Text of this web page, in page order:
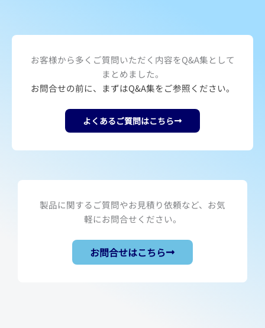
お客様から多くご質問いただく内容をQ&A集として
まとめました。
お問合せの前に、まずはQ&A集をご参照ください。
よくあるご質問はこちら
製品に関するご質問やお見積り依頼など、お気
軽にお問合せください。
お問合せはこちら